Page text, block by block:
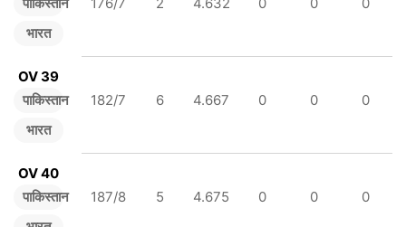
भारत
OV 39
पाकिस्तान
भारत
182/7 6 4.667 0 0 0
OV 40
पाकिस्तान
187/8 5 4.675 0 0 0